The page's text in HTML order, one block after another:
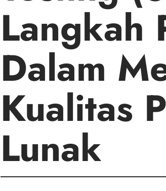
Langkah
Dalam
Kualitas
Lunak